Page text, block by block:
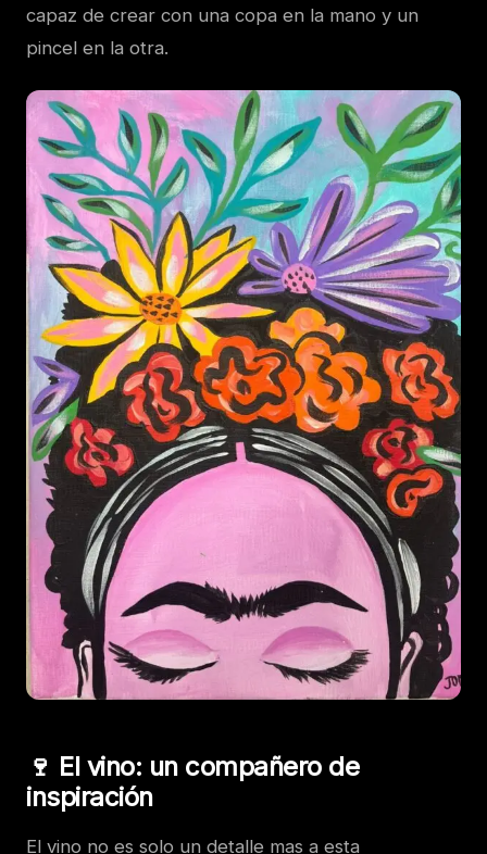
capaz de crear con una copa en la mano y un
pincel en la otra.
🍷 El vino: un compañero de
inspiración
El vino no es solo un detalle mas a esta